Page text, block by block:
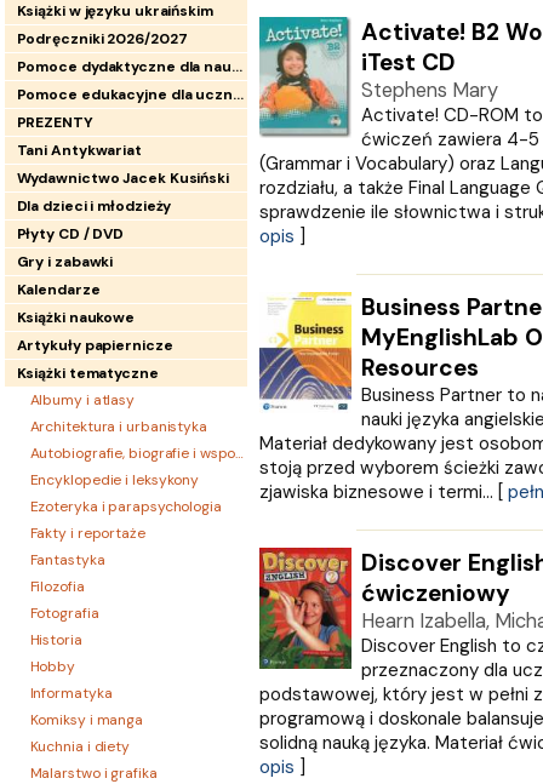
Książki w języku ukraińskim
Podręczniki 2026/2027
Pomoce dydaktyczne dla nauczycieli
Pomoce edukacyjne dla uczniów
PREZENTY
Tani Antykwariat
Wydawnictwo Jacek Kusiński
Dla dzieci i młodzieży
Płyty CD / DVD
Gry i zabawki
Kalendarze
Książki naukowe
Artykuły papiernicze
Książki tematyczne
Albumy i atlasy
Architektura i urbanistyka
Autobiografie, biografie i wspomnienia
Encyklopedie i leksykony
Ezoteryka i parapsychologia
Fakty i reportaże
Fantastyka
Filozofia
Fotografia
Historia
Hobby
Informatyka
Komiksy i manga
Kuchnia i diety
Malarstwo i grafika
Activate! B2
iTest CD
Stephens Mary
Activate! CD-ROM
ćwiczeń zawiera 4-
(Grammar i Vocabulary) oraz
rozdziału, a także Final
sprawdzenie ile słownictwa i
opis ]
Business
MyEnglishLab
Resources
Business Partner to
nauki języka
Materiał dedykowany jest
stoją przed wyborem ścieżki
zjawiska biznesowe i termi... [
Discover
ćwiczeniowy
Hearn Izabella,
Discover English to
przeznaczony dla
podstawowej, który jest w pełni
programową i doskonale
solidną nauką języka. Materiał
opis ]